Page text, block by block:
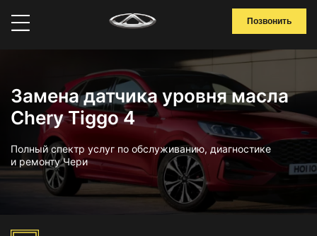
Позвонить
Замена датчика уровня масла
Chery Tiggo 4
Полный спектр услуг по обслуживанию, диагностике
и ремонту Чери